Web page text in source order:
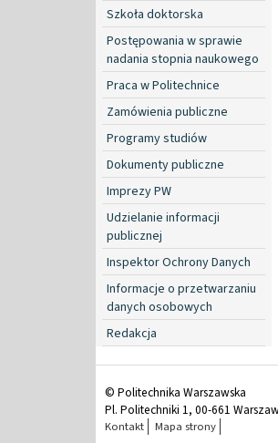
Szkoła doktorska
Postępowania w sprawie
nadania stopnia naukowego
Praca w Politechnice
Zamówienia publiczne
Programy studiów
Dokumenty publiczne
Imprezy PW
Udzielanie informacji
publicznej
Inspektor Ochrony Danych
Informacje o przetwarzaniu
danych osobowych
Redakcja
© Politechnika Warszawska
Pl. Politechniki 1, 00-661
Kontakt Mapa strony